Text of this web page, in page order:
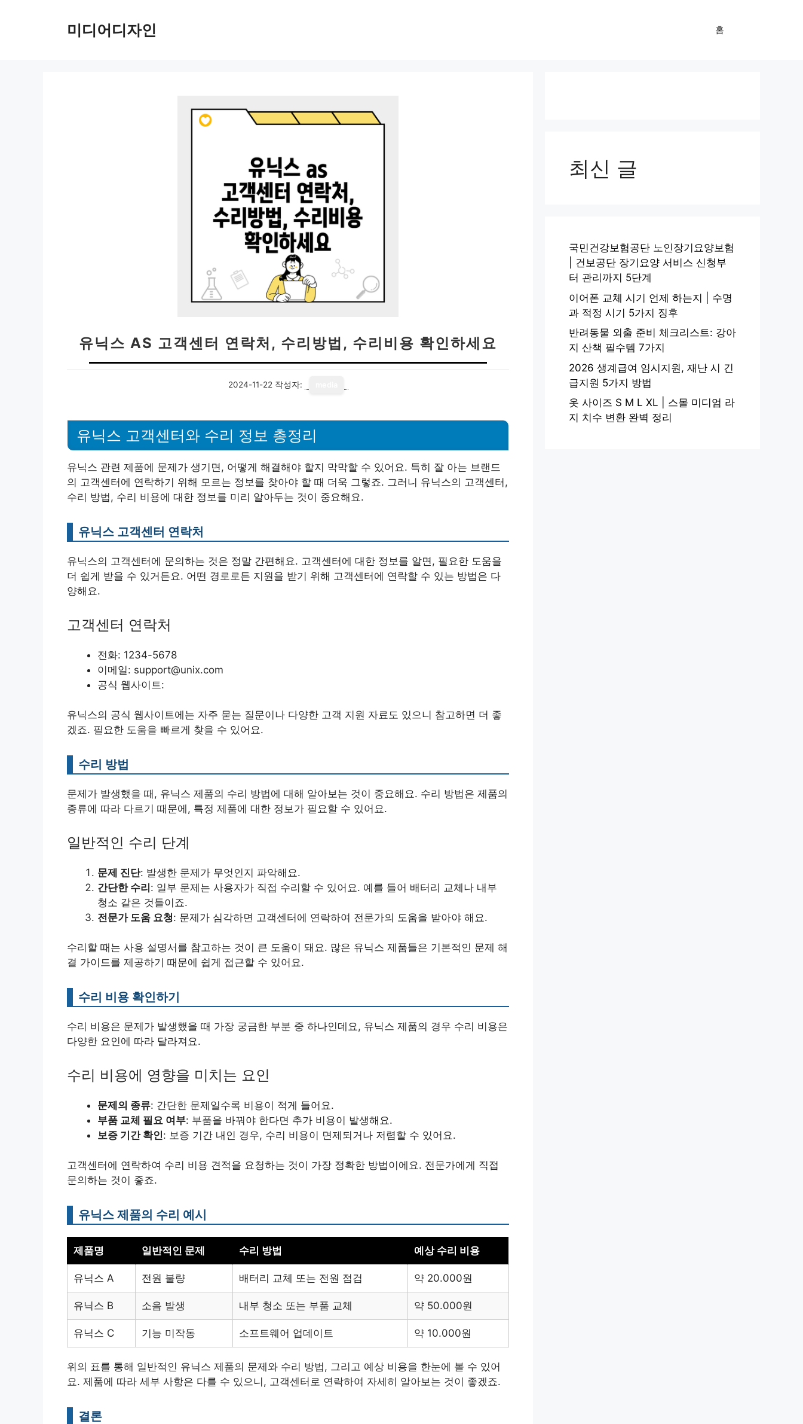
미디어디자인 홈
유닉스 AS 고객센터 연락처, 수리방법, 수리비용 확인하세요
2024-11-22 작성자:
유닉스 고객센터와 수리 정보 총정리
유닉스 관련 제품에 문제가 생기면, 어떻게 해결해야 할지 막막할 수 있어요. 특히 잘 아는 브랜드
의 고객센터에 연락하기 위해 모르는 정보를 찾아야 할 때 더욱 그렇죠. 그러니 유닉스의 고객센터,
수리 방법, 수리 비용에 대한 정보를 미리 알아두는 것이 중요해요.
유닉스 고객센터 연락처
유닉스의 고객센터에 문의하는 것은 정말 간편해요. 고객센터에 대한 정보를 알면, 필요한 도움을
더 쉽게 받을 수 있거든요. 어떤 경로로든 지원을 받기 위해 고객센터에 연락할 수 있는 방법은 다
양해요.
고객센터 연락처
전화: 1234-5678
이메일: support@unix.com
공식 웹사이트:
유닉스의 공식 웹사이트에는 자주 묻는 질문이나 다양한 고객 지원 자료도 있으니 참고하면 더 좋
겠죠. 필요한 도움을 빠르게 찾을 수 있어요.
수리 방법
문제가 발생했을 때, 유닉스 제품의 수리 방법에 대해 알아보는 것이 중요해요. 수리 방법은 제품의
종류에 따라 다르기 때문에, 특정 제품에 대한 정보가 필요할 수 있어요.
일반적인 수리 단계
문제 진단: 발생한 문제가 무엇인지 파악해요.
간단한 수리: 일부 문제는 사용자가 직접 수리할 수 있어요. 예를 들어 배터리 교체나 내부
청소 같은 것들이죠.
전문가 도움 요청: 문제가 심각하면 고객센터에 연락하여 전문가의 도움을 받아야 해요.
수리할 때는 사용 설명서를 참고하는 것이 큰 도움이 돼요. 많은 유닉스 제품들은 기본적인 문제 해
결 가이드를 제공하기 때문에 쉽게 접근할 수 있어요.
수리 비용 확인하기
수리 비용은 문제가 발생했을 때 가장 궁금한 부분 중 하나인데요, 유닉스 제품의 경우 수리 비용은
다양한 요인에 따라 달라져요.
수리 비용에 영향을 미치는 요인
문제의 종류: 간단한 문제일수록 비용이 적게 들어요.
부품 교체 필요 여부: 부품을 바꿔야 한다면 추가 비용이 발생해요.
보증 기간 확인: 보증 기간 내인 경우, 수리 비용이 면제되거나 저렴할 수 있어요.
고객센터에 연락하여 수리 비용 견적을 요청하는 것이 가장 정확한 방법이에요. 전문가에게 직접
문의하는 것이 좋죠.
유닉스 제품의 수리 예시
제품명 일반적인 문제 수리 방법 예상 수리 비용
유닉스 A 전원 불량 배터리 교체 또는 전원 점검 약 20.000원
유닉스 B 소음 발생 내부 청소 또는 부품 교체 약 50.000원
유닉스 C 기능 미작동 소프트웨어 업데이트 약 10.000원
위의 표를 통해 일반적인 유닉스 제품의 문제와 수리 방법, 그리고 예상 비용을 한눈에 볼 수 있어
요. 제품에 따라 세부 사항은 다를 수 있으니, 고객센터로 연락하여 자세히 알아보는 것이 좋겠죠.
결론
최신 글
국민건강보험공단 노인장기요양보험
| 건보공단 장기요양 서비스 신청부
터 관리까지 5단계
이어폰 교체 시기 언제 하는지 | 수명
과 적정 시기 5가지 징후
반려동물 외출 준비 체크리스트: 강아
지 산책 필수템 7가지
2026 생계급여 임시지원, 재난 시 긴
급지원 5가지 방법
옷 사이즈 S M L XL | 스몰 미디엄 라
지 치수 변환 완벽 정리